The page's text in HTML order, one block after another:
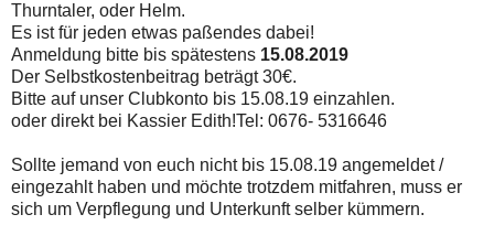
Thurntaler, oder Helm.
Es ist für jeden etwas paßendes dabei!
Anmeldung bitte bis spätestens 15.08.2019
Der Selbstkostenbeitrag beträgt 30€.
Bitte auf unser Clubkonto bis 15.08.19 einzahlen.
oder direkt bei Kassier Edith!Tel: 0676- 5316646
Sollte jemand von euch nicht bis 15.08.19 angemeldet /
eingezahlt haben und möchte trotzdem mitfahren, muss er
sich um Verpflegung und Unterkunft selber kümmern.